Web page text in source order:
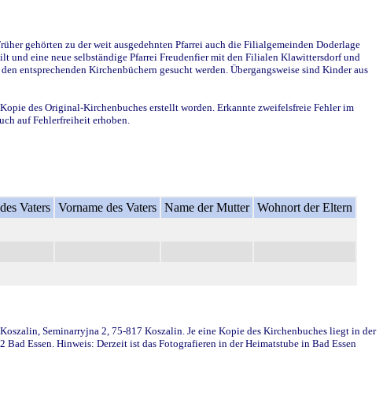
gehörten zu der weit ausgedehnten Pfarrei auch die Filialgemeinden Doderlage
und eine neue selbständige Pfarrei Freudenfier mit den Filialen Klawittersdorf und
entsprechenden Kirchenbüchern gesucht werden. Übergangsweise sind Kinder aus
des Original-Kirchenbuches erstellt worden. Erkannte zweifelsfreie Fehler im
auf Fehlerfreiheit erhoben.
Vaters Vorname des Vaters Name der Mutter Wohnort der Eltern
Seminarryjna 2, 75-817 Koszalin. Je eine Kopie des Kirchenbuches liegt in der
Essen. Hinweis: Derzeit ist das Fotografieren in der Heimatstube in Bad Essen